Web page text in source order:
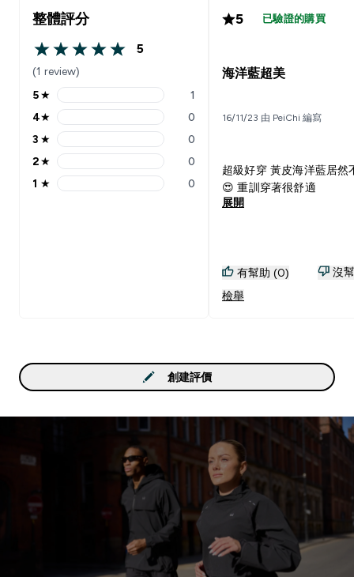
整體評分
5 out of 5 stars
5
(1 review)
5 stars rating 1 reviews
5★ 1
4 stars rating 0 reviews
4★ 0
3 stars rating 0 reviews
3 ★ 0
2 stars rating 0 reviews
2★ 0
1 stars rating 0 reviews
1 ★ 0
5 已驗證的購買
海洋藍超美
16/11/23 由 PeiChi 編寫
超級好穿 黃皮海洋藍居然
😍 重訓穿著很舒適
展開
有幫助 (0)
沒
檢舉
創建評價